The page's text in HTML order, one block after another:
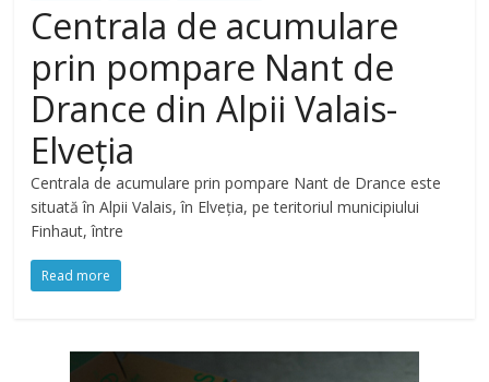
Centrala de acumulare
prin pompare Nant de
Drance din Alpii Valais-
Elveția
Centrala de acumulare prin pompare Nant de Drance este
situată în Alpii Valais, în Elveția, pe teritoriul municipiului
Finhaut, între
Read more